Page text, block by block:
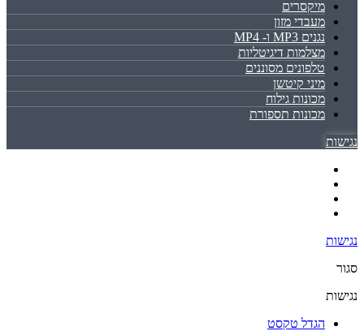
מיקסרים
מעבדי מזון
נגנים MP3 ו- MP4
מצלמות דיגיטליות
טלפונים מסוננים
מיני קיטשן
מכונות גילוח
מכונות תספורת
נגישות
נגישות
סגור
נגישות
הגדל טקסט